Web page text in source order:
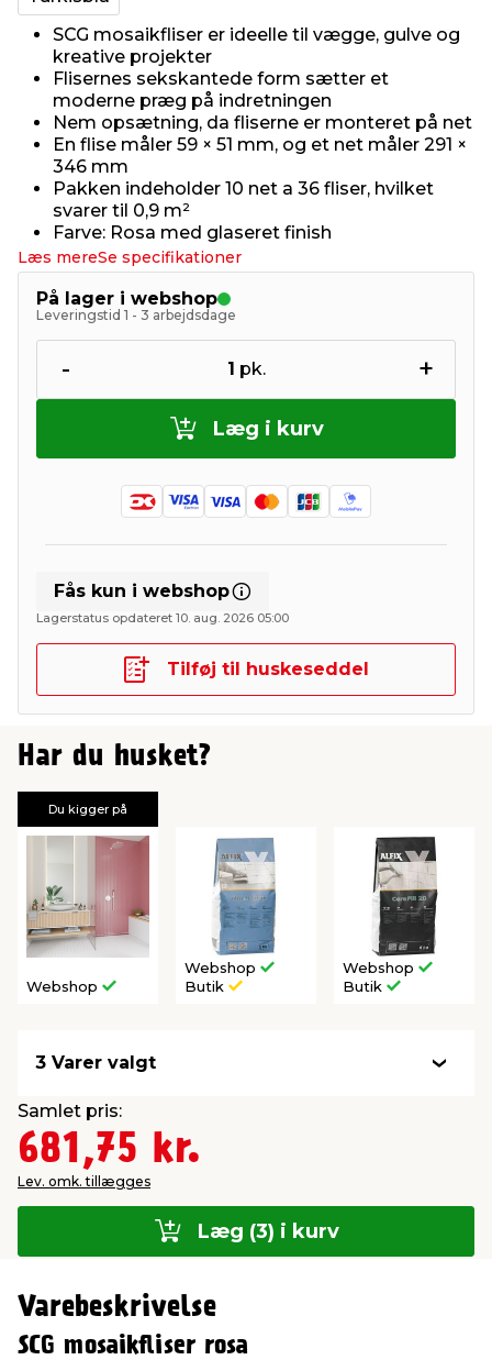
SCG mosaikfliser er ideelle til vægge, gulve og
kreative projekter
Flisernes sekskantede form sætter et
moderne præg på indretningen
Nem opsætning, da fliserne er monteret på net
En flise måler 59 × 51 mm, og et net måler 291 ×
346 mm
Pakken indeholder 10 net a 36 fliser, hvilket
svarer til 0,9 m²
Farve: Rosa med glaseret finish
Læs mereSe specifikationer
På lager i webshop
Leveringstid 1 - 3 arbejdsdage
- 1 pk. +
Læg i kurv
Fås kun i webshop
Lagerstatus opdateret 10. aug. 2026 05:00
Tilføj til huskeseddel
Har du husket?
Du kigger på
Webshop
Webshop
Butik
Webshop
Butik
3 Varer valgt
Samlet pris:
681,75 kr.
Lev. omk. tillægges
Læg (3) i kurv
Varebeskrivelse
SCG mosaikfliser rosa